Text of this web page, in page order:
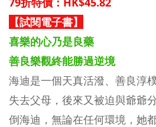
【試閱電子書】
喜樂的心乃是良藥
善良樂觀終能勝過逆境
海迪是一個天真活潑、善良淳
失去父母，後來又被迫與爺爺
倒海迪，無論在任何環境，她